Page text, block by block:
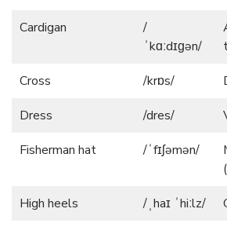
Cardigan
/
ˈkɑːdɪɡən/
Cross
/krɒs/
Dress
/dres/
Fisherman hat
/ˈfɪʃəmən/
High heels
/ˌhaɪ ˈhiːlz/